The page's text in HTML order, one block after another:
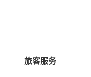
旅客服务